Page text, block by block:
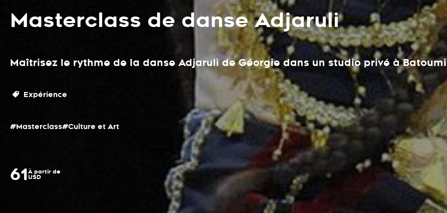
Masterclass de danse Adjaruli
Maîtrisez le rythme de la danse Adjaruli de Géorgie dans un studio privé à Batoumi
Expérience
#Masterclass#Culture et Art
61À partir de
USD